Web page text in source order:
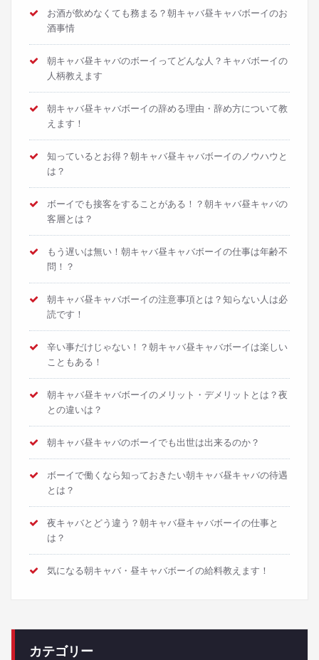
お酒が飲めなくても務まる？朝キャバ昼キャバボーイのお
酒事情
朝キャバ昼キャバのボーイってどんな人？キャバボーイの
人柄教えます
朝キャバ昼キャバボーイの辞める理由・辞め方について教
えます！
知っているとお得？朝キャバ昼キャバボーイのノウハウと
は？
ボーイでも接客をすることがある！？朝キャバ昼キャバの
客層とは？
もう遅いは無い！朝キャバ昼キャバボーイの仕事は年齢不
問！？
朝キャバ昼キャバボーイの注意事項とは？知らない人は必
読です！
辛い事だけじゃない！？朝キャバ昼キャバボーイは楽しい
こともある！
朝キャバ昼キャバボーイのメリット・デメリットとは？夜
との違いは？
朝キャバ昼キャバのボーイでも出世は出来るのか？
ボーイで働くなら知っておきたい朝キャバ昼キャバの待遇
とは？
夜キャバとどう違う？朝キャバ昼キャバボーイの仕事と
は？
気になる朝キャバ・昼キャバボーイの給料教えます！
カテゴリー